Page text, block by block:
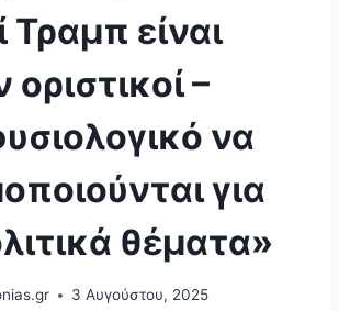
Τραμπ είναι
–
να
για
θέματα»
3 Αυγούστου, 2025